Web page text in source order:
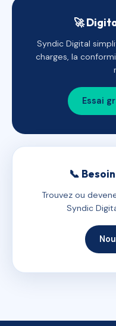
🚀
Syndic Digital
charges, la
Essai
📞
Trouvez ou
Syndic